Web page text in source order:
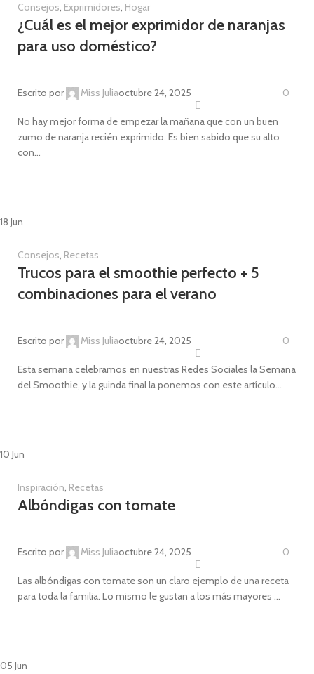
Consejos, Exprimidores, Hogar
¿Cuál es el mejor exprimidor de naranjas
para uso doméstico?
Escrito por Miss Juliaoctubre 24, 2025 0
No hay mejor forma de empezar la mañana que con un buen
zumo de naranja recién exprimido. Es bien sabido que su alto
con...
18 Jun
Consejos, Recetas
Trucos para el smoothie perfecto + 5
combinaciones para el verano
Escrito por Miss Juliaoctubre 24, 2025 0
Esta semana celebramos en nuestras Redes Sociales la Semana
del Smoothie, y la guinda final la ponemos con este artículo...
10 Jun
Inspiración, Recetas
Albóndigas con tomate
Escrito por Miss Juliaoctubre 24, 2025 0
Las albóndigas con tomate son un claro ejemplo de una receta
para toda la familia. Lo mismo le gustan a los más mayores ...
05 Jun